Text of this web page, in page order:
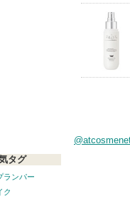
タグ
ランパー
ク